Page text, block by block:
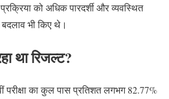
प्रक्रिया को अधिक पारदर्शी और व्यवस्थित
भी किए थे।
था रिजल्ट?
परीक्षा का कुल पास प्रतिशत लगभग 82.77%